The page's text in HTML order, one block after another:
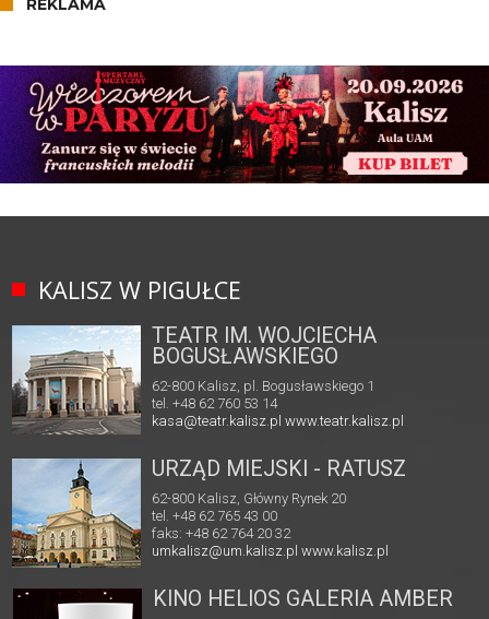
REKLAMA
KALISZ W PIGUŁCE
TEATR IM. WOJCIECHA
BOGUSŁAWSKIEGO
62-800 Kalisz, pl. Bogusławskiego 1
tel. +48 62 760 53 14
kasa@teatr.kalisz.pl www.teatr.kalisz.pl
URZĄD MIEJSKI - RATUSZ
62-800 Kalisz, Główny Rynek 20
tel. +48 62 765 43 00
faks: +48 62 764 20 32
umkalisz@um.kalisz.plwww.kalisz.pl
KINO HELIOS GALERIA AMBER